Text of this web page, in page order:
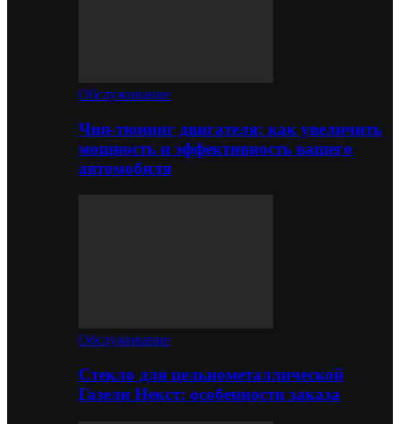
Обслуживание
Чип-тюнинг двигателя: как увеличить
мощность и эффективность вашего
автомобиля
Обслуживание
Стекло для цельнометаллической
Газели Некст: особенности заказа